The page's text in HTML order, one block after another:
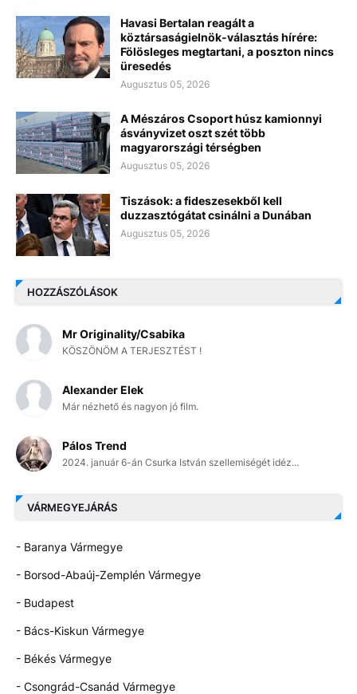
Havasi Bertalan reagált a
köztársaságielnök-választás hírére:
Fölösleges megtartani, a poszton nincs
üresedés
Augusztus 05, 2026
A Mészáros Csoport húsz kamionnyi
ásványvizet oszt szét több
magyarországi térségben
Augusztus 05, 2026
Tiszások: a fideszesekből kell
duzzasztógátat csinálni a Dunában
Augusztus 05, 2026
HOZZÁSZÓLÁSOK
Mr Originality/Csabika
KÖSZÖNÖM A TERJESZTÉST !
Alexander Elek
Már nézhető és nagyon jó film.
Pálos Trend
2024. január 6-án Csurka István szellemiségét idéz...
VÁRMEGYEJÁRÁS
- Baranya Vármegye
- Borsod-Abaúj-Zemplén Vármegye
- Budapest
- Bács-Kiskun Vármegye
- Békés Vármegye
- Csongrád-Csanád Vármegye